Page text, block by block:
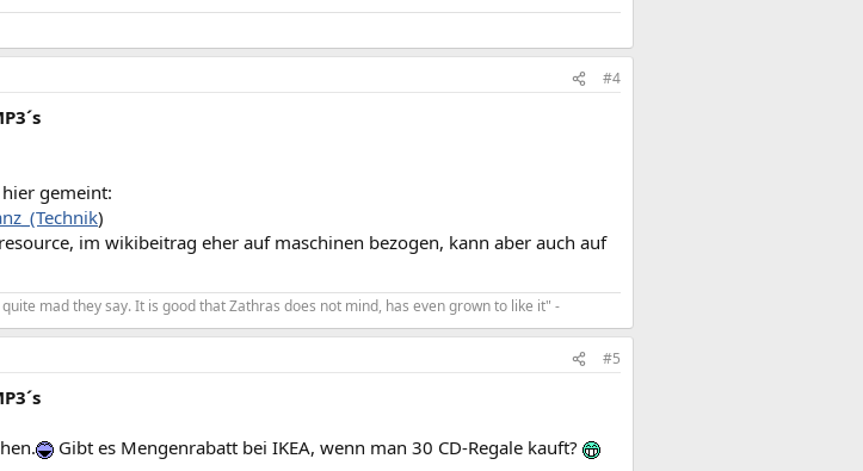
#4
gemeint:
)
im wikibeitrag eher auf maschinen bezogen, kann aber auch auf
mad they say. It is good that Zathras does not mind, has even grown to like it" -
#5
Gibt es Mengenrabatt bei IKEA, wenn man 30 CD-Regale kauft?